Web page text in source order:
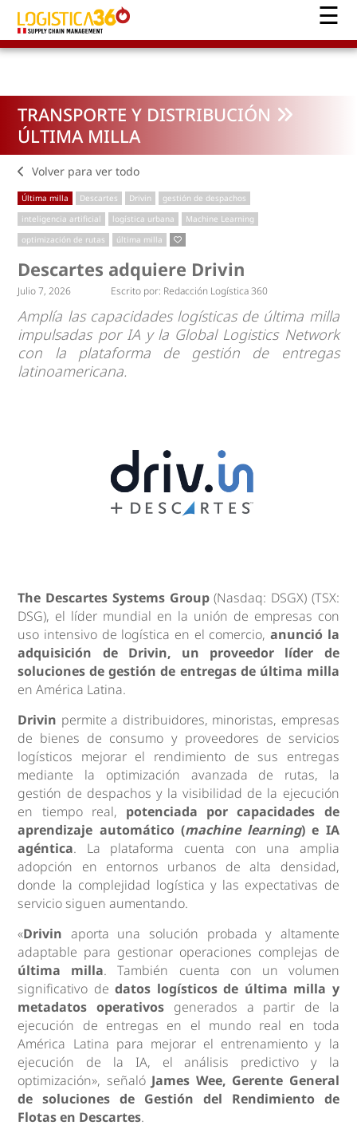
TRANSPORTE Y DISTRIBUCIÓN
ÚLTIMA MILLA
Volver para ver todo
Última milla Descartes Drivin
gestión de despachos
inteligencia artificial
logística urbana
Machine Learning
optimización de rutas
última milla
Descartes adquiere Drivin
Julio 7, 2026 Escrito por: Redacción Logística 360
Amplía las capacidades logísticas de última milla
impulsadas por IA y la Global Logistics Network
con la plataforma de gestión de entregas
latinoamericana.
The Descartes Systems Group(Nasdaq: DSGX) (TSX:
DSG), el líder mundial en la unión de empresas con
uso intensivo de logística en el comercio, anunció la
adquisición de
Drivin, un proveedor líder de
soluciones de gestión de entregas de última milla
en América Latina.
Drivin permite a distribuidores, minoristas, empresas
de bienes de consumo y proveedores de servicios
logísticos mejorar el rendimiento de sus entregas
mediante la optimización avanzada de rutas, la
gestión de despachos y la visibilidad de la ejecución
en tiempo real, potenciada por capacidades de
aprendizaje automático (machine learning) e IA
agéntica. La plataforma cuenta con una amplia
adopción en entornos urbanos de alta densidad,
donde la complejidad logística y las expectativas de
servicio siguen aumentando.
«Drivin aporta una solución probada y altamente
adaptable para gestionar operaciones complejas de
última milla. También cuenta con un volumen
significativo dedatos logísticos de última milla y
metadatos operativos generados a partir de la
ejecución de entregas en el mundo real en toda
América Latina para mejorar el entrenamiento y la
ejecución de la IA, el análisis predictivo y la
optimización», señalóJames Wee, Gerente General
de soluciones de Gestión del Rendimiento de
Flotas en Descartes.